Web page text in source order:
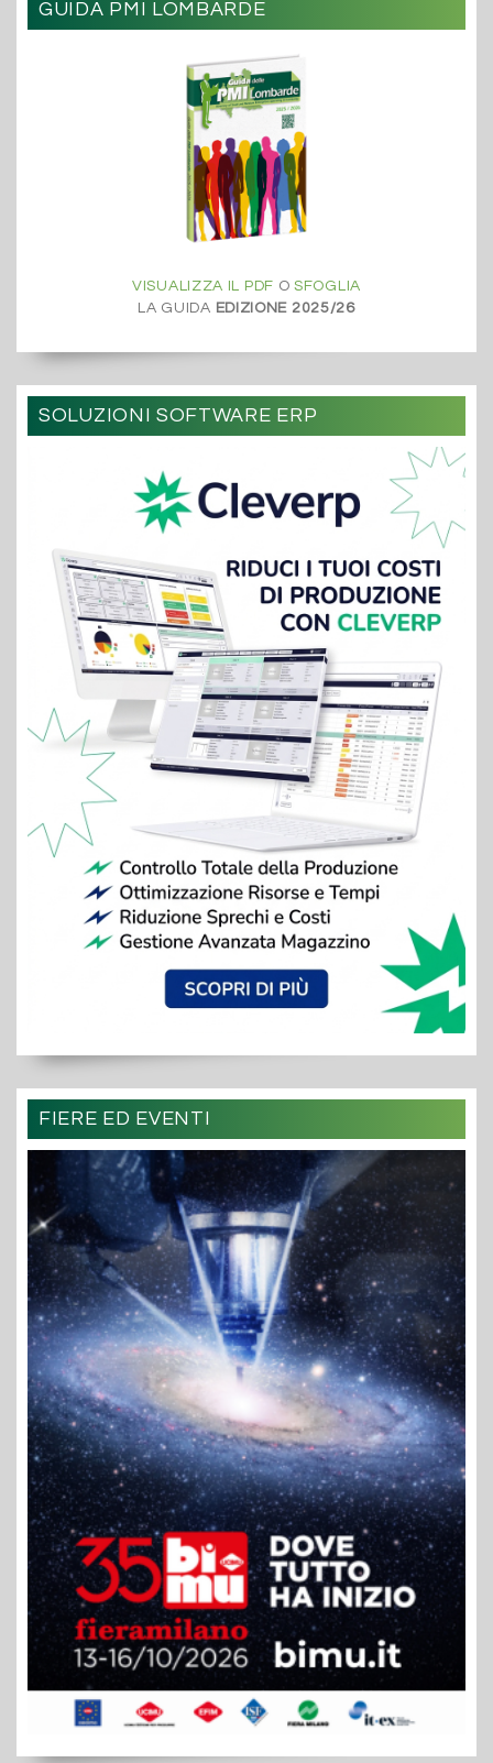
GUIDA PMI LOMBARDE
VISUALIZZA IL PDF OSFOGLIA
LA GUIDA EDIZIONE 2025/26
SOLUZIONI SOFTWARE ERP
FIERE ED EVENTI